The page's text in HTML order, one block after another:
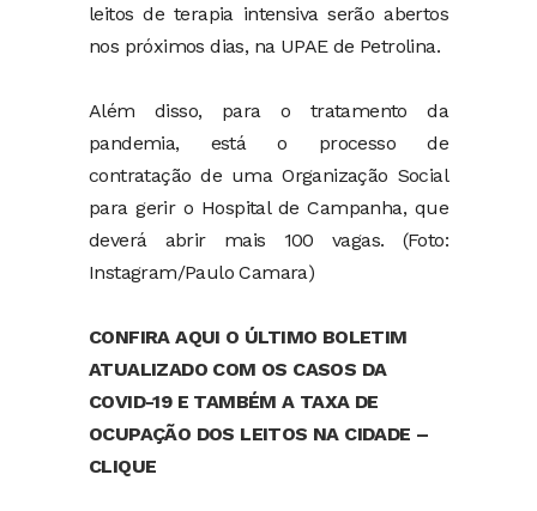
leitos de terapia intensiva serão abertos
nos próximos dias, na UPAE de Petrolina.
Além disso, para o tratamento da
pandemia, está o processo de
contratação de uma Organização Social
para gerir o Hospital de Campanha, que
deverá abrir mais 100 vagas. (Foto:
Instagram/Paulo Camara)
CONFIRA AQUI O ÚLTIMO BOLETIM
ATUALIZADO COM OS CASOS DA
COVID-19 E TAMBÉM A TAXA DE
OCUPAÇÃO DOS LEITOS NA CIDADE –
CLIQUE